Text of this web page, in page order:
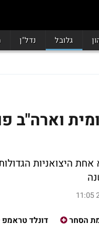
גלובל נדל"ן
וארה"ב
הסחר דונלד טראמפ